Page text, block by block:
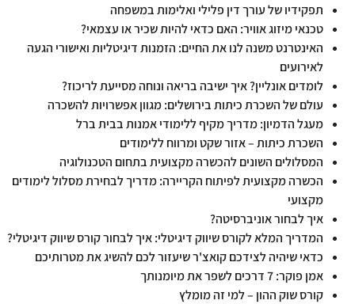
תפקידיו של עורך דין פלילי ואלימות במשפחה
טכנאי מיזוג אוויר: האם כדאי להיות שכיר או עצמאי?
האינטרנט משנה לנו את החיים: הזמנות דיגיטליות ואישורי הגעה
לאירועים
לומדים אונליין? איך ישיבה בריאה ונוחה מסייעת לריכוז?
עולם של השכרת כיתות בירושלים: מגוון אפשרויות להשכרה
מעגל הדמיון: מדריך מקיף ללימודי אמנות בבית ברל
השכרת כיתות – אזור שקט ומרווח ללימודים
המסלולים השונים להכשרה מקצועית בתחום הטכנולוגיה
הכשרה מקצועית לפיתוח הקריירה: מדריך לבחירת מסלול לימודים
מקצועי
איך לבחור אוניברסיטה?
המדריך המלא לקורס שיווק דיגיטלי: איך לבחור קורס שיווק דיגיטלי?
כדאי שיהיה לצידכם קואצ'ר שיעזור לכם להשיג את מטרותיכם
אמן פוקר: 7 דרכים לשפר את מיומנותך
קורס שוק ההון – למי זה מומלץ